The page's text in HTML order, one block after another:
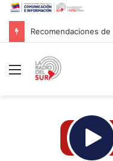
Menú